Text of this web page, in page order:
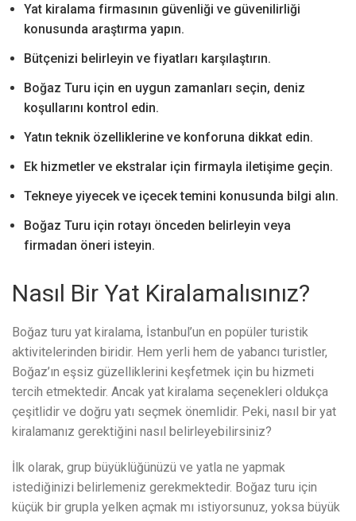
Yat kiralama firmasının güvenliği ve güvenilirliği
konusunda araştırma yapın.
Bütçenizi belirleyin ve fiyatları karşılaştırın.
Boğaz Turu için en uygun zamanları seçin, deniz
koşullarını kontrol edin.
Yatın teknik özelliklerine ve konforuna dikkat edin.
Ek hizmetler ve ekstralar için firmayla iletişime geçin.
Tekneye yiyecek ve içecek temini konusunda bilgi alın.
Boğaz Turu için rotayı önceden belirleyin veya
firmadan öneri isteyin.
Nasıl Bir Yat Kiralamalısınız?
Boğaz turu yat kiralama, İstanbul’un en popüler turistik
aktivitelerinden biridir. Hem yerli hem de yabancı turistler,
Boğaz’ın eşsiz güzelliklerini keşfetmek için bu hizmeti
tercih etmektedir. Ancak yat kiralama seçenekleri oldukça
çeşitlidir ve doğru yatı seçmek önemlidir. Peki, nasıl bir yat
kiralamanız gerektiğini nasıl belirleyebilirsiniz?
İlk olarak, grup büyüklüğünüzü ve yatla ne yapmak
istediğinizi belirlemeniz gerekmektedir. Boğaz turu için
küçük bir grupla yelken açmak mı istiyorsunuz, yoksa büyük